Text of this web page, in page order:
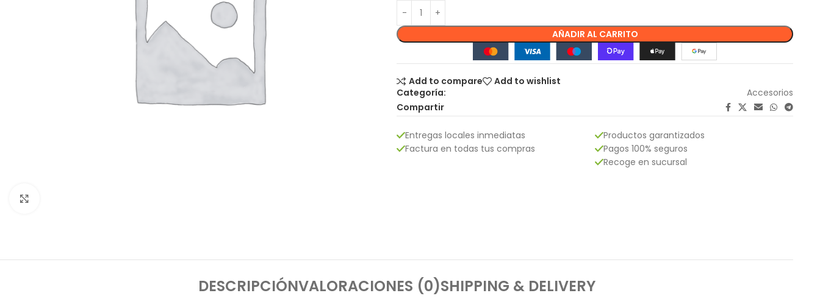
AÑADIR AL CARRITO
Add to compare
Add to wishlist
Categoría:
Accesorios
Compartir
Entregas locales inmediatas
Factura en todas tus compras
Productos garantizados
Pagos 100% seguros
Recoge en sucursal
DESCRIPCIÓNVALORACIONES (0)SHIPPING & DELIVERY